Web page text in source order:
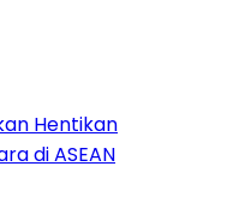
Hentikan
di ASEAN